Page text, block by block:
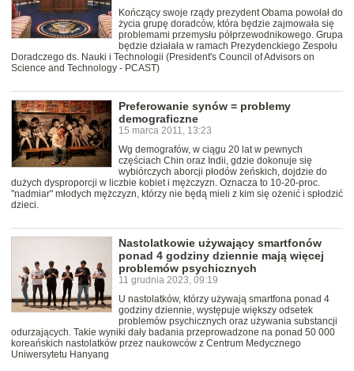
Kończący swoje rządy prezydent Obama powołał do
życia grupę doradców, która będzie zajmowała się
problemami przemysłu półprzewodnikowego. Grupa
będzie działała w ramach Prezydenckiego Zespołu
Doradczego ds. Nauki i Technologii (President's Council of Advisors on
Science and Technology - PCAST)
Preferowanie synów = problemy
demograficzne
15 marca 2011, 13:23
Wg demografów, w ciągu 20 lat w pewnych
częściach Chin oraz Indii, gdzie dokonuje się
wybiórczych aborcji płodów żeńskich, dojdzie do
dużych dysproporcji w liczbie kobiet i mężczyzn. Oznacza to 10-20-proc.
"nadmiar" młodych mężczyzn, którzy nie będą mieli z kim się ożenić i spłodzić
dzieci.
Nastolatkowie używający smartfonów
ponad 4 godziny dziennie mają więcej
problemów psychicznych
11 grudnia 2023, 09:19
U nastolatków, którzy używają smartfona ponad 4
godziny dziennie, występuje większy odsetek
problemów psychicznych oraz używania substancji
odurzających. Takie wyniki dały badania przeprowadzone na ponad 50 000
koreańskich nastolatków przez naukowców z Centrum Medycznego
Uniwersytetu Hanyang